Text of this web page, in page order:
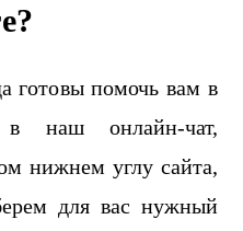
готовы помочь вам в
в наш онлайн-чат,
нижнем углу сайта,
для вас нужный